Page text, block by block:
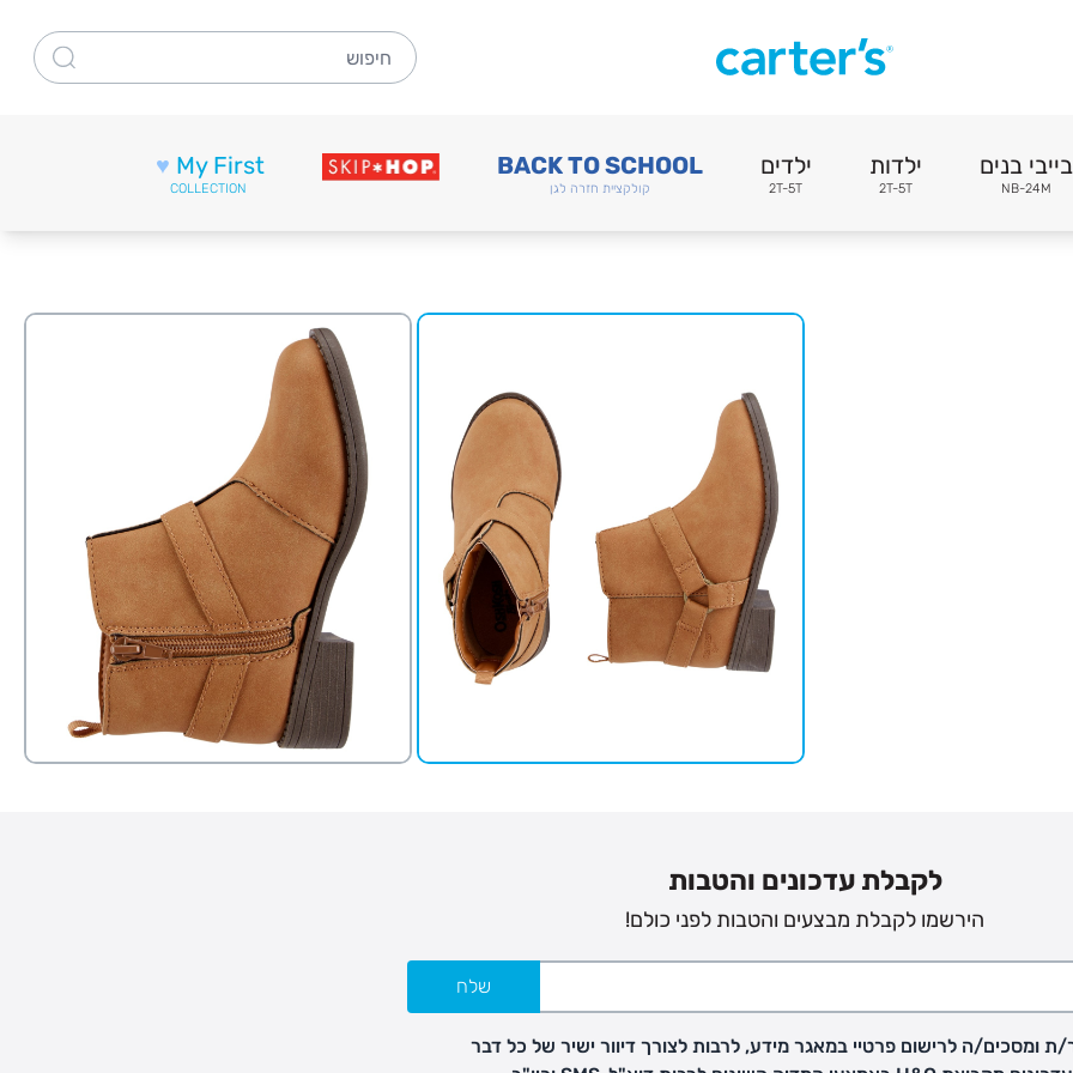
חיפוש
בייבי בנים
NB-24M
ילדות
2T-5T
ילדים
2T-5T
BACK TO SCHOOL
קולקציית חזרה לגן
My First
♥
COLLECTION
בנפרד
לקבלת עדכונים והטבות
הירשמו לקבלת מבצעים והטבות לפני כולם!
שלח
ת ומסכים/ה לרישום פרטיי במאגר מידע, לרבות לצורך דיוור ישיר של כל דבר